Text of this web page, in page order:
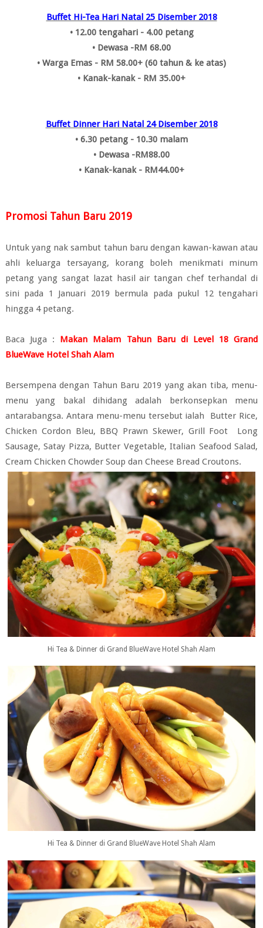
Buffet Hi-Tea Hari Natal 25 Disember 2018
• 12.00 tengahari - 4.00 petang
• Dewasa -RM 68.00
• Warga Emas - RM 58.00+ (60 tahun & ke atas)
• Kanak-kanak - RM 35.00+
Buffet Dinner Hari Natal 24 Disember 2018
• 6.30 petang - 10.30 malam
• Dewasa -RM88.00
• Kanak-kanak - RM44.00+
Promosi Tahun Baru 2019
Untuk yang nak sambut tahun baru dengan kawan-kawan atau
ahli keluarga tersayang, korang boleh menikmati minum
petang yang sangat lazat hasil air tangan chef terhandal di
sini pada 1 Januari 2019 bermula pada pukul 12 tengahari
hingga 4 petang.
Baca Juga : Makan Malam Tahun Baru di Level 18 Grand
BlueWave Hotel Shah Alam
Bersempena dengan Tahun Baru 2019 yang akan tiba, menu-
menu yang bakal dihidang adalah berkonsepkan menu
antarabangsa. Antara menu-menu tersebut ialah Butter Rice,
Chicken Cordon Bleu, BBQ Prawn Skewer, Grill Foot Long
Sausage, Satay Pizza, Butter Vegetable, Italian Seafood Salad,
Cream Chicken Chowder Soup dan Cheese Bread Croutons.
Hi Tea & Dinner di Grand BlueWave Hotel Shah Alam
Hi Tea & Dinner di Grand BlueWave Hotel Shah Alam